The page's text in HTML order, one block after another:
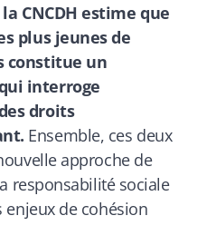
CNCDH estime que
plus jeunes de
constitue un
interroge
droits
Ensemble, ces deux
approche de
responsabilité sociale
de cohésion